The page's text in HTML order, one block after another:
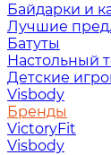
Байдарки и
Лучшие
Батуты
Настольный
Детские
Visbody
Бренды
VictoryFit
Visbody